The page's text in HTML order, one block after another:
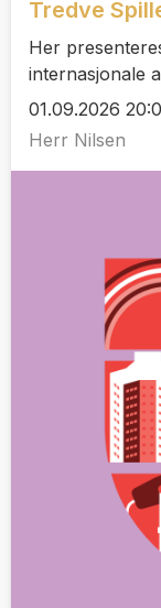
Tredve
Her
internasjonale
01.09.2026
Herr Nilsen